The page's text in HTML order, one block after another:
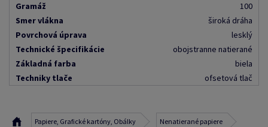
Gramáž
100
Smer vlákna
široká dráha
Povrchová úprava
lesklý
Technické špecifikácie
obojstranne natierané
Základná farba
biela
Techniky tlače
ofsetová tlač
Papiere, Grafické kartóny, Obálky Nenatierané papiere